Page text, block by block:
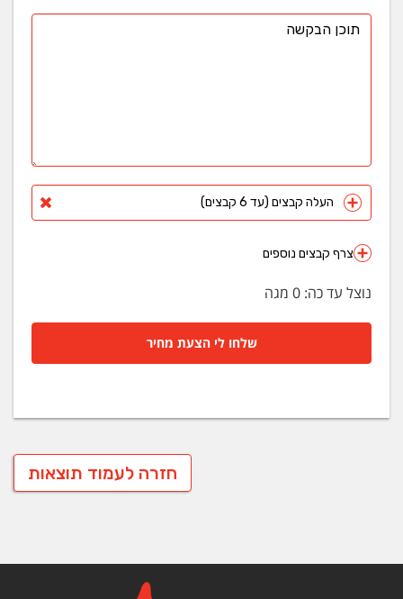
העלה קבצים (עד 6 קבצים)
צרף קבצים נוספים
נוצל עד כה: 0 מגה
שלחו לי הצעת מחיר
חזרה לעמוד תוצאות